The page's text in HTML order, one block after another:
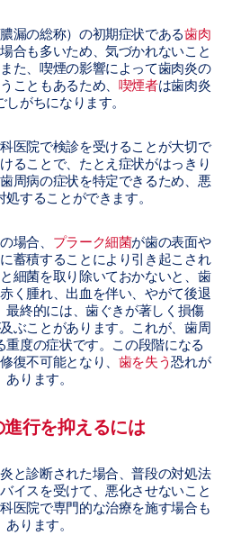
漏の総称）の初期症状である歯肉
合も多いため、気づかれないこと
た、喫煙の影響によって歯肉炎の
こともあるため、 喫煙者は歯肉炎
しがちになります。
医院で検診を受けることが大切で
ることで、たとえ症状がはっきり
周病の症状を特定できるため、悪
することができます。
場合、 プラーク細菌が歯の表面や
蓄積することにより引き起こされ
細菌を取り除いておかないと、歯
く腫れ、出血を伴い、やがて後退
最終的には、歯ぐきが著しく損傷
ぶことがあります。これが、歯周
重度の症状です。この段階になる
復不可能となり、 歯を失う恐れが
あります。
行を抑えるには
と診断された場合、普段の対処法
イスを受けて、悪化させないこと
医院で専門的な治療を施す場合も
あります。